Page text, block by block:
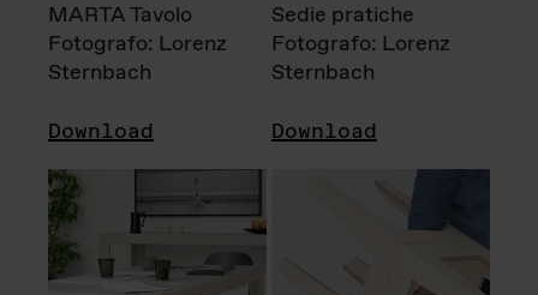
MARTA Tavolo
Fotografo: Lorenz
Sternbach
Download
Sedie pratiche
Fotografo: Lorenz
Sternbach
Download